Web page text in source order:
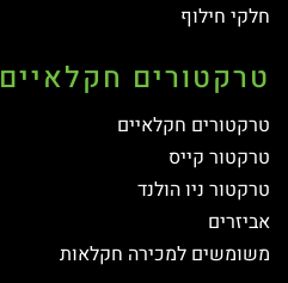
חלקי חילוף
טרקטורים חקלאיים
טרקטורים חקלאיים
טרקטור קייס
טרקטור ניו הולנד
אביזרים
משומשים למכירה חקלאות